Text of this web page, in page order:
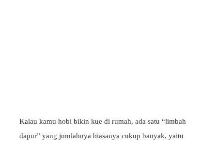
Kalau kamu hobi bikin kue di rumah, ada satu “limbah
dapur” yang jumlahnya biasanya cukup banyak, yaitu